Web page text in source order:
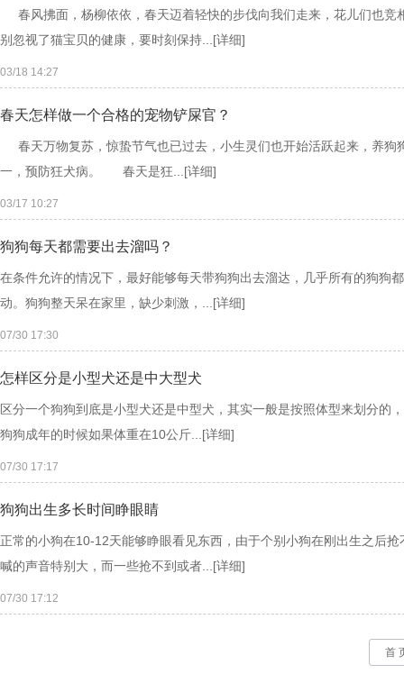
春风拂面，杨柳依依，春天迈着轻快的步伐向我们走来，花儿们也竞
别忽视了猫宝贝的健康，要时刻保持... [详细]
03/18 14:27
春天怎样做一个合格的宠物铲屎官？
春天万物复苏，惊蛰节气也已过去，小生灵们也开始活跃起来，养狗
一，预防狂犬病。 春天是狂... [详细]
03/17 10:27
狗狗每天都需要出去溜吗？
在条件允许的情况下，最好能够每天带狗狗出去溜达，几乎所有的狗狗
动。狗狗整天呆在家里，缺少刺激，... [详细]
07/30 17:30
怎样区分是小型犬还是中大型犬
区分一个狗狗到底是小型犬还是中型犬，其实一般是按照体型来划分
狗狗成年的时候如果体重在10公斤... [详细]
07/30 17:17
狗狗出生多长时间睁眼睛
正常的小狗在10-12天能够睁眼看见东西，由于个别小狗在刚出生之后
喊的声音特别大，而一些抢不到或者... [详细]
07/30 17:12
首